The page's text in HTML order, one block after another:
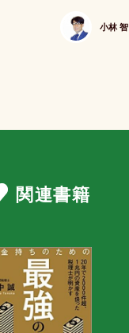
小林 智
関連書籍